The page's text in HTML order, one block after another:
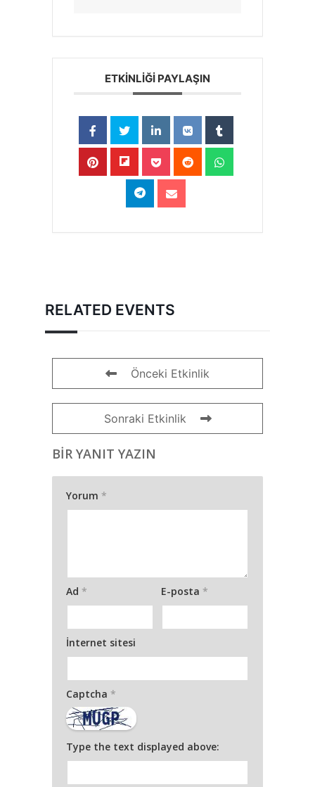
ETKİNLİĞİ PAYLAŞIN
RELATED EVENTS
Önceki Etkinlik
Sonraki Etkinlik
BIR YANIT YAZIN
Yorum *
Ad * E-posta *
İnternet sitesi
Captcha *
Type the text displayed above: